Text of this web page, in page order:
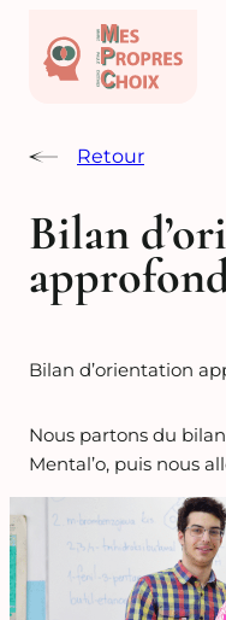
Retour
Bilan
Bilan d’orientation
Nous partons du
Mental’o, puis nous